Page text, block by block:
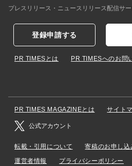
プレスリリース・ニュースリリース配信サ
登録申請する
PR TIMESとは PR TIMESへのお問
PR TIMES MAGAZINEとは サイト
公式アカウント
転載・引用について 寄稿のお申し込
運営者情報
プライバシーポリシー